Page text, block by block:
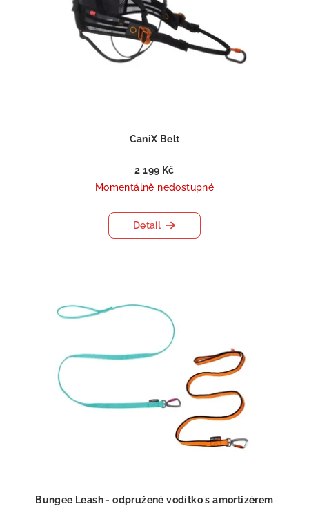
CaniX Belt
2 199 Kč
Momentálně nedostupné
Detail
Bungee Leash - odpružené vodítko s amortizérem